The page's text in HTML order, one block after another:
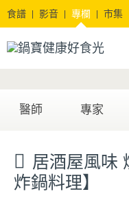
食譜 影音 專欄
市集
醫師 專家
居酒屋風味
炸鍋料理】